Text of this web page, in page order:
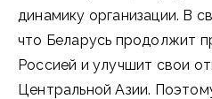
динамику организации. В
что Беларусь продолжит
Россией и улучшит свои
Центральной Азии.